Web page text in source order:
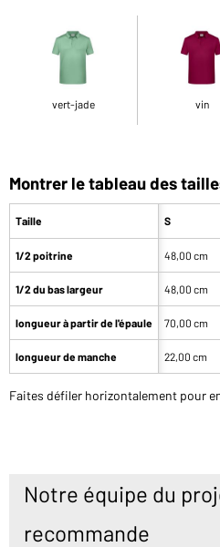
vert-jade vin
Montrer le tableau des
Taille
1/2 poitrine
1/2 du bas largeur
longueur à partir de l'épaule
longueur de manche
S
48,00 cm
48,00 cm
70,00 cm
22,00 cm
Faites défiler horizontalement pour
Notre équipe du
recommande